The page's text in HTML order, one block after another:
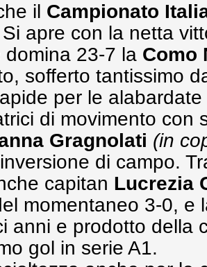
il Campionato
Si apre con la netta
domina 23-7 la Como
sofferto tantissimo
per le
di movimento con
Gragnolati (in
di campo.
capitan Lucrezia
momentaneo 3-0, e
anni e prodotto della
gol in serie A1.